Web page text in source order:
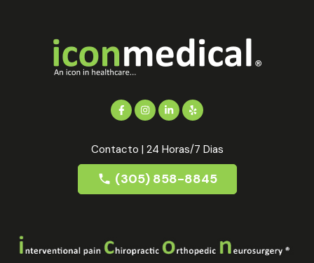
Contacto | 24 Horas/7 Dias
(305) 858-8845